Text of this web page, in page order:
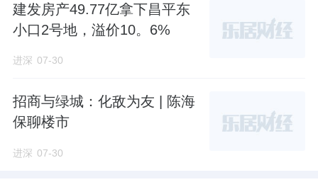
甚至还不如一些以往的非新规产品。
毕竟，比如说像两梯三户这种楼栋，户型配比
其实通过对楼栋不同的户型单元进行扭向，就
的。
建发房产49.77亿拿下昌平东
小口2号地，溢价10。6%
进深 07-30
招商与绿城：化敌为友 | 陈海
保聊楼市
进深 07-30